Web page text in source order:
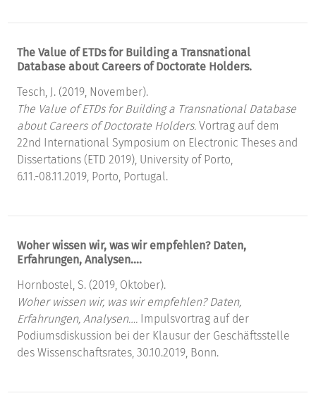
The Value of ETDs for Building a Transnational
Database about Careers of Doctorate Holders.
Tesch, J. (2019, November).
The Value of ETDs for Building a Transnational Database
about Careers of Doctorate Holders. Vortrag auf dem
22nd International Symposium on Electronic Theses and
Dissertations (ETD 2019), University of Porto,
6.11.-08.11.2019, Porto, Portugal.
Woher wissen wir, was wir empfehlen? Daten,
Erfahrungen, Analysen….
Hornbostel, S. (2019, Oktober).
Woher wissen wir, was wir empfehlen? Daten,
Erfahrungen, Analysen…. Impulsvortrag auf der
Podiumsdiskussion bei der Klausur der Geschäftsstelle
des Wissenschaftsrates, 30.10.2019, Bonn.